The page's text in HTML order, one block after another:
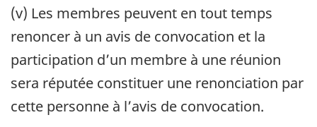
(v) Les membres peuvent en tout temps
renoncer à un avis de convocation et la
participation d’un membre à une réunion
sera réputée constituer une renonciation par
cette personne à l’avis de convocation.